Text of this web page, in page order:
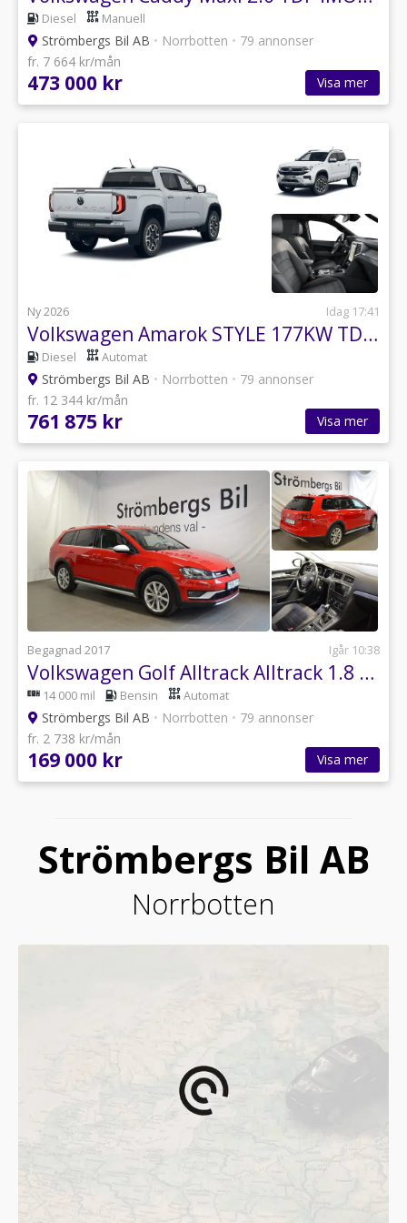
Diesel Manuell
Strömbergs Bil AB • Norrbotten • 79 annonser
fr. 7 664 kr/mån
473 000 kr Visa mer
Ny 2026 Idag 17:41
Volkswagen Amarok STYLE 177KW TDI 4MOTION
Diesel Automat
Strömbergs Bil AB • Norrbotten • 79 annonser
fr. 12 344 kr/mån
761 875 kr Visa mer
Begagnad 2017 Igår 10:38
Volkswagen Golf Alltrack Alltrack 1.8 TSI 4Motion 180hk
14 000 mil Bensin Automat
Strömbergs Bil AB • Norrbotten • 79 annonser
fr. 2 738 kr/mån
169 000 kr Visa mer
Strömbergs Bil AB
Norrbotten